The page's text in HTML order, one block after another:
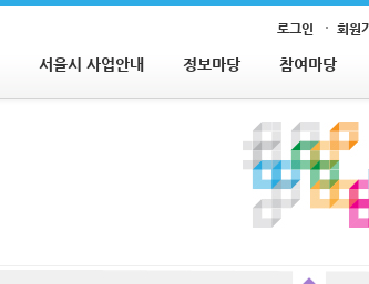
로그인
회원
서울시 사업안내 정보마당 참여마당